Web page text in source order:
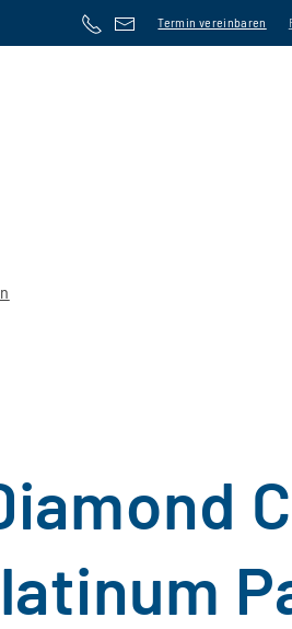
Termin vereinbaren